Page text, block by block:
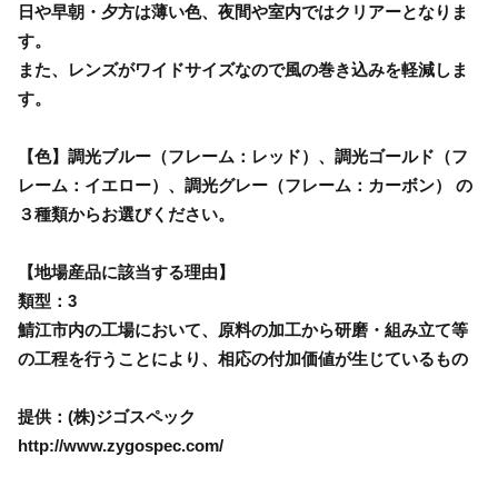
日や早朝・夕方は薄い色、夜間や室内ではクリアーとなりま
す。
また、レンズがワイドサイズなので風の巻き込みを軽減しま
す。
【色】調光ブルー（フレーム：レッド）、調光ゴールド（フ
レーム：イエロー）、調光グレー（フレーム：カーボン） の
３種類からお選びください。
【地場産品に該当する理由】
類型：3
鯖江市内の工場において、原料の加工から研磨・組み立て等
の工程を行うことにより、相応の付加価値が生じているもの
提供：(株)ジゴスペック
http://www.zygospec.com/